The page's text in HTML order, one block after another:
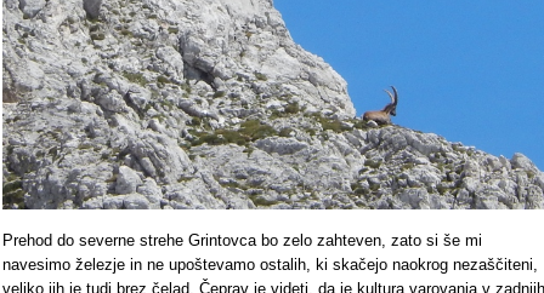
Prehod do severne strehe Grintovca bo zelo zahteven, zato si še mi
navesimo železje in ne upoštevamo ostalih, ki skačejo naokrog nezaščiteni,
veliko jih je tudi brez čelad. Čeprav je videti, da je kultura varovanja v zadnjih